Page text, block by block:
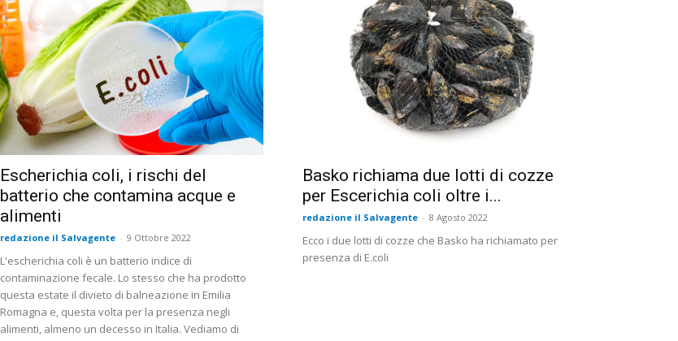
Escherichia coli, i rischi del
batterio che contamina acque e
alimenti
redazione il Salvagente - 9 Ottobre 2022
L'escherichia coli è un batterio indice di
contaminazione fecale. Lo stesso che ha prodotto
questa estate il divieto di balneazione in Emilia
Romagna e, questa volta per la presenza negli
alimenti, almeno un decesso in Italia. Vediamo di
Basko richiama due lotti di cozze
per Escerichia coli oltre i...
redazione il Salvagente - 8 Agosto 2022
Ecco i due lotti di cozze che Basko ha richiamato per
presenza di E.coli